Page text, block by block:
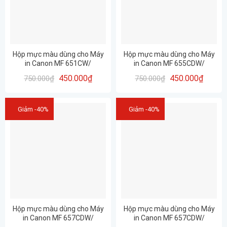
Hộp mực màu dùng cho Máy
in Canon MF 651CW/
CRG067Y, CRG067M ĐÃ CÓ
PROSPECT- CHẤT LƯỢNG –
IN ĐẸP
750.000₫ 450.000₫
Hộp mực màu dùng cho Máy
in Canon MF 655CDW/
CRG067Y, CRG067M ĐÃ CÓ
PROSPECT- CHẤT LƯỢNG –
IN ĐẸP
750.000₫ 450.000₫
Giảm -40%
Hộp mực màu dùng cho Máy
in Canon MF 657CDW/
Giảm -40%
Hộp mực màu dùng cho Máy
in Canon MF 657CDW/